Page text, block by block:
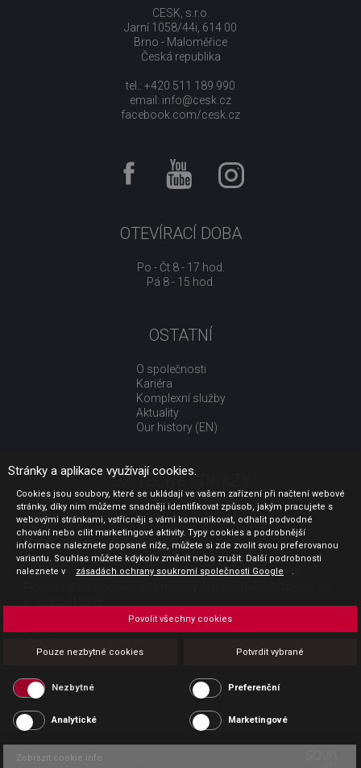
CESK, s.r.o.
Jarní 1058/44i, 614 00
Brno - Maloměřice
Česká republika
tel.: +420 511 189 990
email: info@cesk.cz
facebook.com/cesk.cz
OTEVÍRACÍ DOBA
Po - Čt 8 - 17 hod.
Pá 8 - 15 hod.
OSTATNÍ
O společnosti
Kariéra
Komplexní služby
Aktuality
Our history (EN)
UŽITEČNÉ ODKAZY
Jak nakupovat
Obchodní podmínky
GDPR - ochrana osobních údajů
Profil zadavatele
Sdělení před uzavřením kupní smlouvy pro spotřebitele
Platba
Povinná publicita
Copyright CESK 2026 |
Stránky a aplikace využívají cookies.
Cookies jsou soubory, které se ukládají ve vašem zařízení při načtení webové
stránky, díky nim můžeme snadněji identifikovat způsob, jakým pracujete s
webovými stránkami, vstřícněji s vámi komunikovat, odhalit podvodné
chování nebo cílit marketingové aktivity. Typy cookies a podrobnější
informace naleznete popsané níže, můžete si zde zvolit svou preferovanou
variantu. Souhlas můžete kdykoliv změnit nebo zrušit. Další podrobnosti
naleznete v
zásadách ochrany soukromí společnosti Google .
Pouze nezbytné cookies Potvrdit vybrané
Povolit všechny cookies
Nezbytné Preferenční
Analytické Marketingové
Zobrazit cookie info